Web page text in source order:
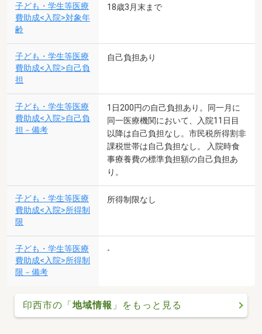
子ども・学生等医療
費助成<入院>対象年
齢
18歳3月末まで
子ども・学生等医療
費助成<入院>自己負
担
自己負担あり
子ども・学生等医療
費助成<入院>自己負
担－備考
1日200円の自己負担あり。同一月に
同一医療機関において、入院11日目
以降は自己負担なし。市民税所得割非
課税世帯は自己負担なし。 入院時食
事療養費の標準負担額の自己負担あ
り。
子ども・学生等医療
費助成<入院>所得制
限
所得制限なし
子ども・学生等医療
費助成<入院>所得制
限－備考
-
印西市の「 地域情報 」をもっと見る